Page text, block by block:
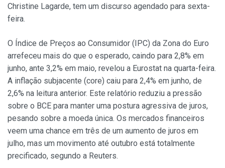
Christine Lagarde, tem um discurso agendado para sexta-
feira.
O Índice de Preços ao Consumidor (IPC) da Zona do Euro
arrefeceu mais do que o esperado, caindo para 2,8% em
junho, ante 3,2% em maio, revelou a Eurostat na quarta-feira.
A inflação subjacente (core) caiu para 2,4% em junho, de
2,6% na leitura anterior. Este relatório reduziu a pressão
sobre o BCE para manter uma postura agressiva de juros,
pesando sobre a moeda única. Os mercados financeiros
veem uma chance em três de um aumento de juros em
julho, mas um movimento até outubro está totalmente
precificado, segundo a Reuters.